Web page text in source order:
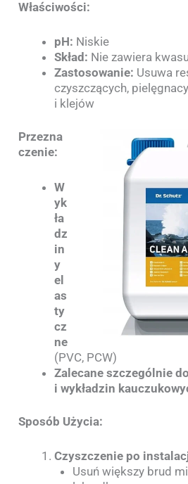
Właściwości:
pH: Niskie
Skład: Nie zawiera
Zastosowanie: Usuwa
czyszczących,
i klejów
Przezna
czenie:
W
yk
ła
dz
in
y
el
as
ty
cz
ne
(PVC, PCW)
Zalecane szczególnie
i wykładzin
Sposób Użycia:
Czyszczenie po
Usuń większy brud